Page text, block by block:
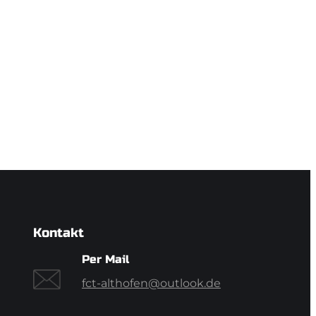
Kontakt
Per Mail
fct-althofen@outlook.de